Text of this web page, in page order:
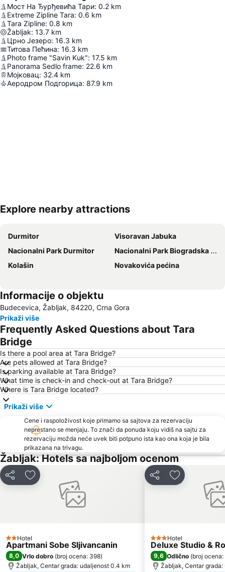
Мост На Ђурђевића Тари: 0.2 km
Extreme Zipline Tara: 0.6 km
Tara Zipline: 0.8 km
Žabljak: 13.7 km
Црно Језеро: 16.3 km
Титова Пећина: 16.3 km
Photo frame "Savin Kuk": 17.5 km
Panorama Sedlo frame: 22.6 km
Мојковац: 32.4 km
Аеродром Подгорица: 87.9 km
Explore nearby attractions
Durmitor
Visoravan Jabuka
Nacionalni Park Durmitor
Nacionalni Park Biogradska Gora
Kolašin
Novakovića pećina
Informacije o objektu
Budecevica, Žabljak, 84220, Crna Gora
Prikaži više
Frequently Asked Questions about Tara
Bridge
Is there a pool area at Tara Bridge?
Are pets allowed at Tara Bridge?
Is parking available at Tara Bridge?
What time is check-in and check-out at Tara Bridge?
Where is Tara Bridge located?
Prikaži više
Cene i raspoloživost koje primamo sa sajtova za rezervaciju
neprestano se menjaju. To znači da ponuda koju vidiš na sajtu za
rezervaciju možda neće uvek biti potpuno ista kao ona koja je bila
prikazana na trivagu.
Žabljak: Hotels sa najboljom ocenom
Deli Dodati u favorite
2 Zvezdice
Hotel
Apartmani Sobe Sljivancanin
8,0 Vrlo dobro (broj ocena: 398)
Žabljak, Centar grada: udaljenost 0.4 km
Deli Dodati u
3 Zvezdice
Hotel
Deluxe Studio &
9,6 Odlično (broj ocena:
Žabljak, Centar